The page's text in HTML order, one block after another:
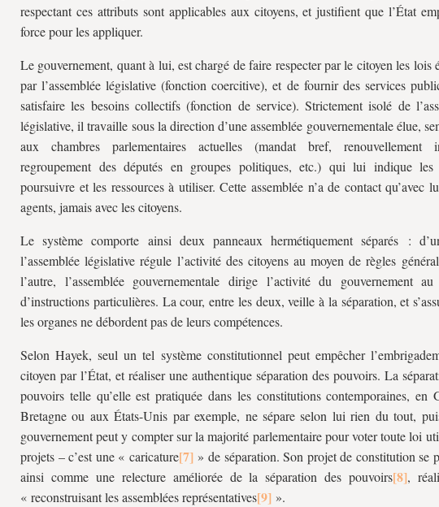
respectant ces attributs sont applicables aux citoyens, et justifient que l’État
force pour les appliquer.
Le gouvernement, quant à lui, est chargé de faire respecter par le citoyen les lois
par l’assemblée législative (fonction coercitive), et de fournir des services
satisfaire les besoins collectifs (fonction de service). Strictement isolé de
législative, il travaille sous la direction d’une assemblée gouvernementale élue,
aux chambres parlementaires actuelles (mandat bref, renouvellement
regroupement des députés en groupes politiques, etc.) qui lui indique
poursuivre et les ressources à utiliser. Cette assemblée n’a de contact qu’avec
agents, jamais avec les citoyens.
Le système comporte ainsi deux panneaux hermétiquement séparés :
l’assemblée législative régule l’activité des citoyens au moyen de règles
l’autre, l’assemblée gouvernementale dirige l’activité du gouvernement au
d’instructions particulières. La cour, entre les deux, veille à la séparation, et
les organes ne débordent pas de leurs compétences.
Selon Hayek, seul un tel système constitutionnel peut empêcher
citoyen par l’État, et réaliser une authentique séparation des pouvoirs. La
pouvoirs telle qu’elle est pratiquée dans les constitutions contemporaines, en
Bretagne ou aux États-Unis par exemple, ne sépare selon lui rien du tout,
gouvernement peut y compter sur la majorité parlementaire pour voter toute loi
projets –c’est une « caricature
» de séparation. Son projet de constitution se
ainsi comme une relecture améliorée de la séparation des pouvoirs
,
« reconstruisant les assemblées représentatives
».